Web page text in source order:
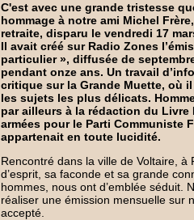
C'est avec une grande tristesse
hommage à notre ami Michel
retraite, disparu le vendredi 17
Il avait créé sur Radio Zones
particulier », diffusée de
pendant onze ans. Un travail
critique sur la Grande Muette, où
les sujets les plus délicats.
par ailleurs à la rédaction du
armées pour le Parti Communiste
appartenait en toute lucidité.
Rencontré dans la ville de Voltaire, à
d’esprit, sa faconde et sa grande
hommes, nous ont d’emblée séduit.
réaliser une émission mensuelle sur
accepté.